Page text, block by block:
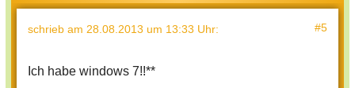
schrieb am 28.08.2013 um 13:33 Uhr: #5
Ich habe windows 7!!**